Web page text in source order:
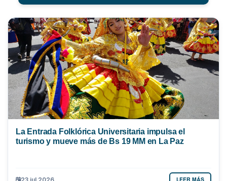
La Entrada Folklórica Universitaria impulsa el
turismo y mueve más de Bs 19 MM en La Paz
LEER MÁS